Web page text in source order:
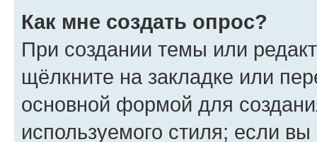
Как мне создать опрос?
При создании темы или
щёлкните на закладке или
основной формой для
используемого стиля; если